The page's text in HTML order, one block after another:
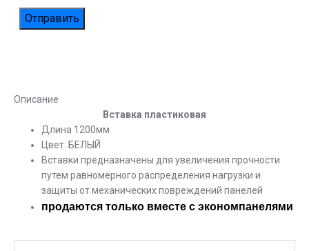
Описание
Вставка пластиковая
Длина 1200мм
Цвет: БЕЛЫЙ
Вставки предназначены для увеличения прочности
путем равномерного распределения нагрузки и
защиты от механических повреждений панелей
продаются только вместе с экономпанелями